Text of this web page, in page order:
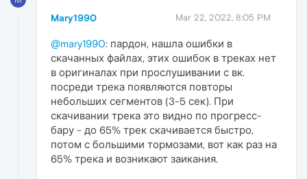
Mary1990 Mar 22, 2022, 8:05 PM
@mary1990: пардон, нашла ошибки в
скачанных файлах, этих ошибок в треках нет
в оригиналах при прослушивании с вк.
посреди трека появляются повторы
небольших сегментов (3-5 сек). При
скачивании трека это видно по прогресс-
бару - до 65% трек скачивается быстро,
потом с большими тормозами, вот как раз на
65% трека и возникают заикания.